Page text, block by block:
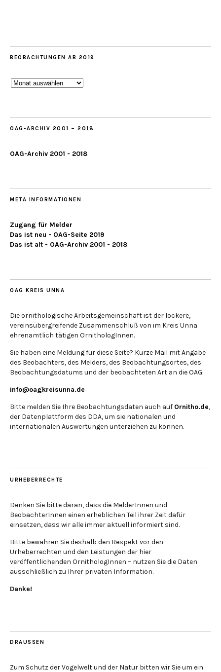
BEOBACHTUNGEN AB 2019
Beobachtungen
OAG-ARCHIV 2001 – 2018
OAG-Archiv 2001 - 2018
META INFORMATIONEN
Zugang für Melder
Das ist neu - OAG-Seite 2019
Das ist alt - OAG-Archiv 2001 - 2018
OAG KREIS UNNA
Die ornithologische Arbeitsgemeinschaft ist der lockere,
vereinsübergreifende Zusammenschluß von im Kreis Unna
ehrenamtlich tätigen OrnithologInnen.
Sie haben eine Meldung für diese Seite? Kurze Mail mit Angabe
des Beobachters, des Melders, des Beobachtungsortes, des
Beobachtungsdatums und der beobachteten Art an die OAG:
info@oagkreisunna.de
Bitte melden Sie Ihre Beobachtungsdaten auch auf Ornitho.de,
der Datenplattform des DDA, um sie nationalen und
internationalen Auswertungen unterziehen zu können.
URHEBERRECHTE
Denken Sie bitte daran, dass die MelderInnen und
BeobachterInnen einen erheblichen Teil ihrer Zeit dafür
einsetzen, dass wir alle immer aktuell informiert sind.
Bitte bewahren Sie deshalb den Respekt vor den
Urheberrechten und den Leistungen der hier
veröffentlichenden OrnithologInnen – nutzen Sie die Daten
ausschließlich zu Ihrer privaten Information.
Danke!
DRAUSSEN
Zum Schutz der Vogelwelt und der Natur bitten wir Sie um ein